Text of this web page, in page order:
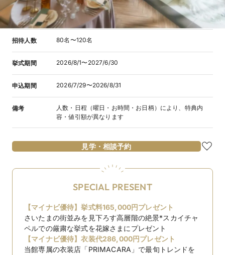
招待人数 80名〜120名
挙式期間 2026/8/1〜2027/6/30
申込期間 2026/7/29〜2026/8/31
備考
人数・日程（曜日・お時間・お日柄）により、特典内
容・値引額が異なります
見学・相談予約
SPECIAL PRESENT
【マイナビ優待】挙式料165,000円プレゼント
さいたまの街並みを見下ろす高層階の絶景*スカイチャ
ペルでの厳粛な挙式を花嫁さまにプレゼント
【マイナビ優待】衣装代286,000円プレゼント
当館専属の衣装店「PRIMACARA」で最旬トレンドを